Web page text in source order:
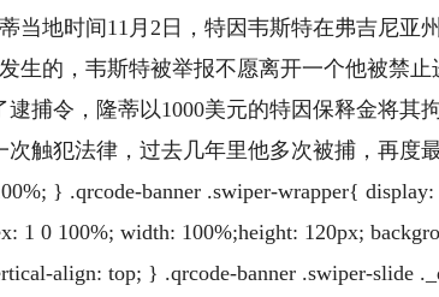
当地时间11月2日，特因韦斯特在弗吉尼亚
生的，韦斯特被举报不愿离开一个他被禁
捕令，隆蒂以1000美元的特因保释金将其拘
触犯法律，过去几年里他多次被捕，再度
} .qrcode-banner .swiper-wrapper{
1 0 100%; width: 100%;height: 120px;
align: top; } .qrcode-banner .swiper-slide